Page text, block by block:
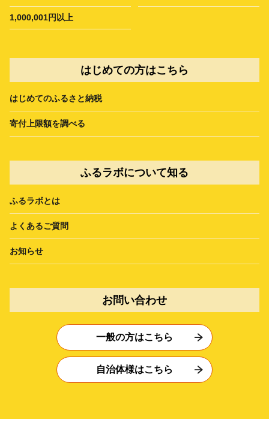
1,000,001円以上
はじめての方はこちら
はじめてのふるさと納税
寄付上限額を調べる
ふるラボについて知る
ふるラボとは
よくあるご質問
お知らせ
お問い合わせ
一般の方はこちら
自治体様はこちら